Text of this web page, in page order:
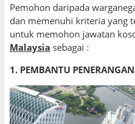
Pemohon daripada
dan memenuhi kriteria yang
untuk memohon jawatan
Malaysia sebagai :
1. PEMBANTU